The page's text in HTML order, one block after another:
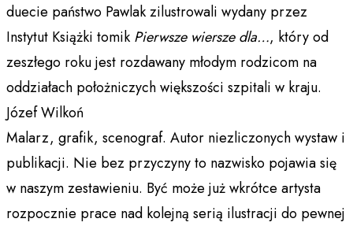
duecie państwo Pawlak zilustrowali wydany przez
Instytut Książki tomik Pierwsze wiersze dla…, który od
zeszłego roku jest rozdawany młodym rodzicom na
oddziałach położniczych większości szpitali w kraju.
Józef Wilkoń
Malarz, grafik, scenograf. Autor niezliczonych wystaw i
publikacji. Nie bez przyczyny to nazwisko pojawia się
w naszym zestawieniu. Być może już wkrótce artysta
rozpocznie prace nad kolejną serią ilustracji do pewnej